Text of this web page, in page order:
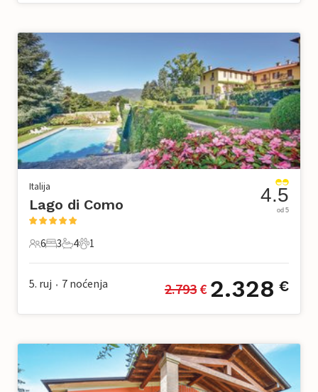
Italija
Lago di Como
6 Gosti
6
3 Spavaće sobe
3
4 Kupaonice
4
1 Kućni ljubimac
1
4.5
od 5
5. ruj • 7 noćenja 2.793 € 2.328 €